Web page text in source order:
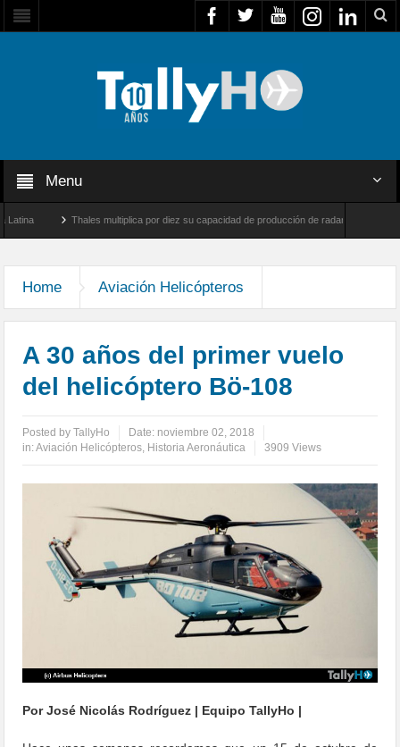
Menu
Thales multiplica por diez su capacidad de producción de radares en Brasil
Home Aviación Helicópteros
A 30 años del primer vuelo
del helicóptero Bö-108
Posted byTallyHo Date: noviembre 02, 2018
in:Aviación Helicópteros, Historia Aeronáutica 3909 Views
Por José Nicolás Rodríguez | Equipo TallyHo |